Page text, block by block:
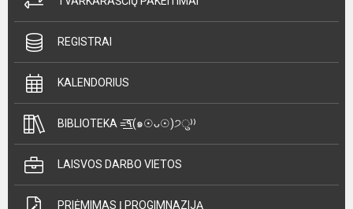
REGISTRAI
KALENDORIUS
BIBLIOTEKA =͟͟͞͞٩(๑☉ᴗ☉)੭ु⁾⁾
LAISVOS DARBO VIETOS
PRIĖMIMAS Į PROGIMNAZIJĄ